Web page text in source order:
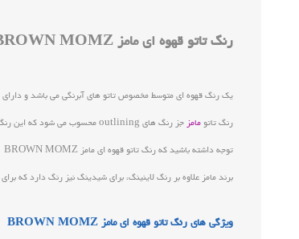
رنگ تاتو قهوه ای مامز BROWN MOMZ
یک رنگ قهوه ای متوسط مخصوص تاتو های آبرنگی می باشد و دارای
رنگ تاتومامز جز رنگ های outlining محسوب می شود که این رنگ ها به دلیل پخش نشدن پیگمنت های رنگ، برای لاین و خطوط مناسب تر هستند.
توجه داشته باشید که رنگ تاتو قهوه ای مامز BROWN MOMZ اکثراً بر پایه روغن هستند اما برای رقیق کردن آنها به هیچ وجه از آب معمولی استفاده نکنید و حتماً از آب مقطر برای حل کردن این رنگ ها کمک بگیرید.
برند مامز علاوه بر رنگ لاینینگ، برای شیدینگ نیز رنگ دارد
ویژگی های رنگ تاتو قهوه ای مامز BROWN MOMZ